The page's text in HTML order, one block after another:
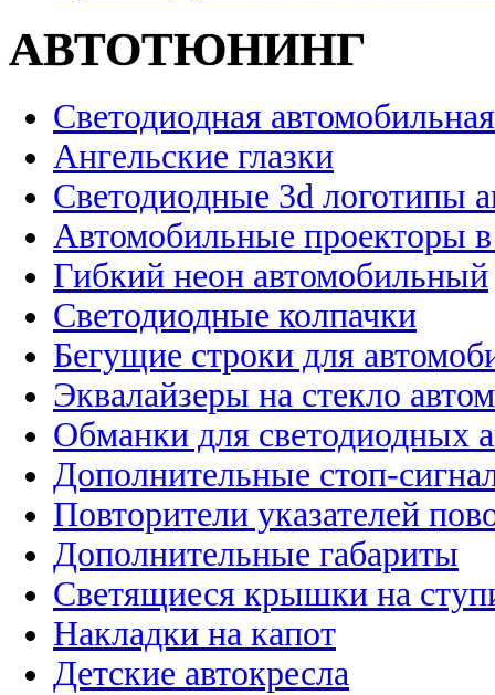
АВТОТЮНИНГ
Светодиодная
Ангельские глазки
Светодиодные 3d логотипы
Автомобильные проекторы
Гибкий неон автомобильный
Светодиодные колпачки
Бегущие строки для
Эквалайзеры на стекло
Обманки для светодиодных
Дополнительные стоп-
Повторители указателей
Дополнительные габариты
Светящиеся крышки на
Накладки на капот
Детские автокресла